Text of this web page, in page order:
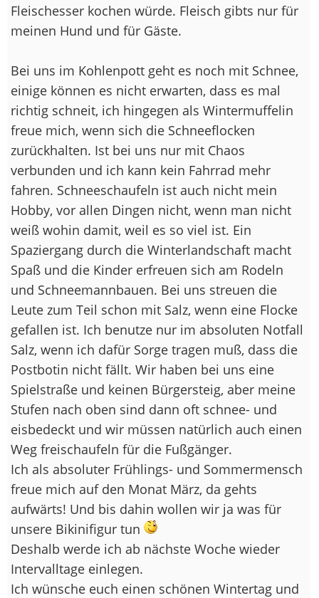
Fleischesser kochen würde. Fleisch gibts nur für
meinen Hund und für Gäste.
Bei uns im Kohlenpott geht es noch mit Schnee,
einige können es nicht erwarten, dass es mal
richtig schneit, ich hingegen als Wintermuffelin
freue mich, wenn sich die Schneeflocken
zurückhalten. Ist bei uns nur mit Chaos
verbunden und ich kann kein Fahrrad mehr
fahren. Schneeschaufeln ist auch nicht mein
Hobby, vor allen Dingen nicht, wenn man nicht
weiß wohin damit, weil es so viel ist. Ein
Spaziergang durch die Winterlandschaft macht
Spaß und die Kinder erfreuen sich am Rodeln
und Schneemannbauen. Bei uns streuen die
Leute zum Teil schon mit Salz, wenn eine Flocke
gefallen ist. Ich benutze nur im absoluten Notfall
Salz, wenn ich dafür Sorge tragen muß, dass die
Postbotin nicht fällt. Wir haben bei uns eine
Spielstraße und keinen Bürgersteig, aber meine
Stufen nach oben sind dann oft schnee- und
eisbedeckt und wir müssen natürlich auch einen
Weg freischaufeln für die Fußgänger.
Ich als absoluter Frühlings- und Sommermensch
freue mich auf den Monat März, da gehts
aufwärts! Und bis dahin wollen wir ja was für
unsere Bikinifigur tun
Deshalb werde ich ab nächste Woche wieder
Intervalltage einlegen.
Ich wünsche euch einen schönen Wintertag und